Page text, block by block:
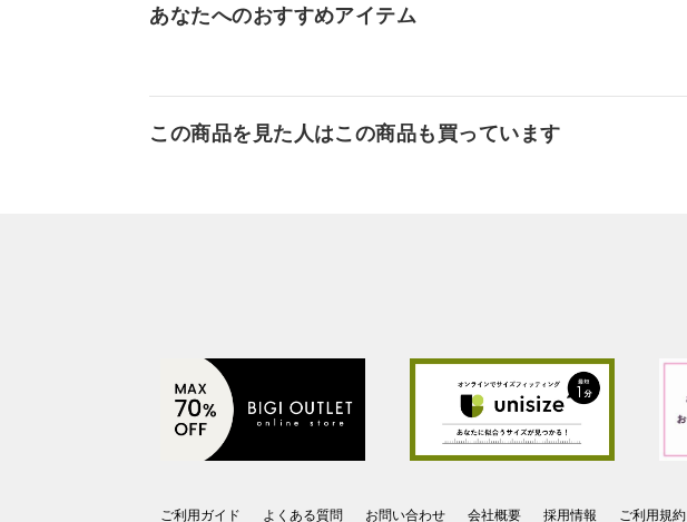
あなたへのおすすめアイテム
この商品を見た人はこの商品も買っています
ご利用ガイド よくある質問 お問い合わせ 会社概要 採用情報 ご利用規約